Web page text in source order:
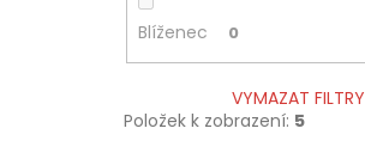
Blíženec 0
VYMAZAT FILTRY
Položek k zobrazení: 5